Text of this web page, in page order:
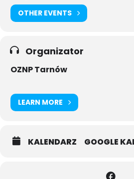
OTHER EVENTS
Organizator
OZNP Tarnów
LEARN MORE
KALENDARZ GOOGLE